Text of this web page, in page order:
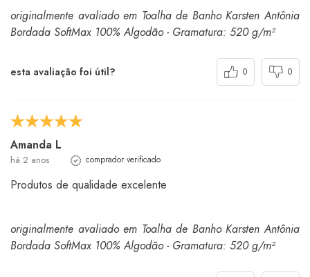
originalmente avaliado em Toalha de Banho Karsten Antônia
Bordada SoftMax 100% Algodão - Gramatura: 520 g/m²
esta avaliação foi útil? 0 0
Amanda L
há 2 anos comprador verificado
Produtos de qualidade excelente
originalmente avaliado em Toalha de Banho Karsten Antônia
Bordada SoftMax 100% Algodão - Gramatura: 520 g/m²